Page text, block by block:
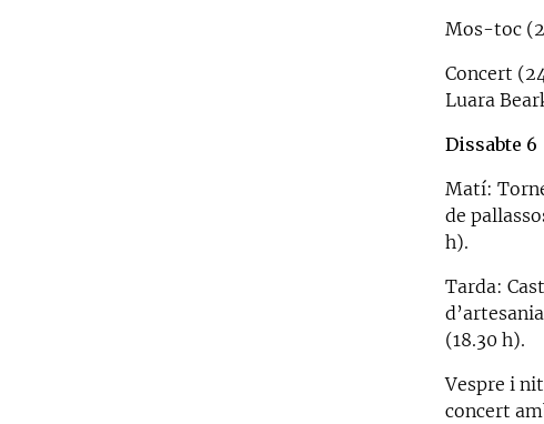
Mos-toc
Concert
Luara
Dissabte 6
Matí:
de
h).
Tarda:
(18.30 h).
Vespre i
concert